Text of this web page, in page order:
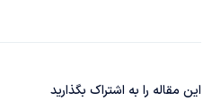
این مقاله را به اشتراک بگذارید